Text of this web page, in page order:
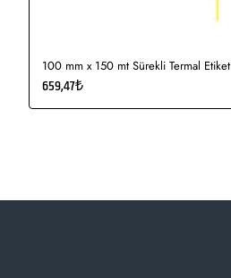
100 mm x 150 mt Sürekli Termal Etiket
659,47₺